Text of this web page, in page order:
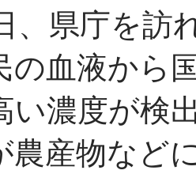
、県庁を訪
の血液から
い濃度が検
農産物など